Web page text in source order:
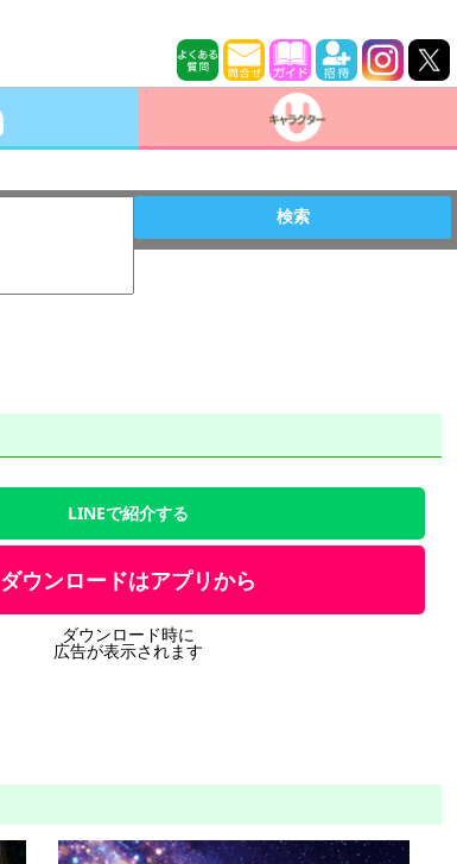
検索
LINEで紹介する
ダウンロードはアプリから
ダウンロード時に
広告が表示されます